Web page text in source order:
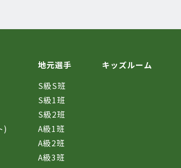
)
地元選手
S級S班
S級1班
S級2班
A級1班
A級2班
A級3班
キッズルーム